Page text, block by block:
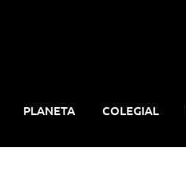
PLANETA COLEGIAL